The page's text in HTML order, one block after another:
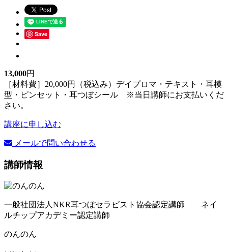
Save
13,000円
［材料費］20,000円（税込み）デイプロマ・テキスト・耳模
型・ピンセット・耳つぼシール ※当日講師にお支払いくだ
さい。
講座に申し込む
メールで問い合わせる
講師情報
一般社団法人NKR耳つぼセラピスト協会認定講師 ネイ
ルチップアカデミー認定講師
のんのん